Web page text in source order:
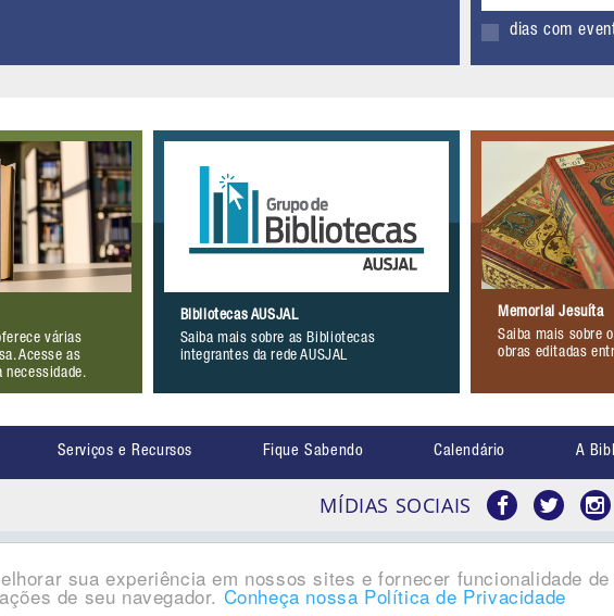
sua experiência em nossos sites e fornecer funcionalidade
de seu navegador. Conheça nossa Política de Privacidade
dias com
várias
Acesse as
necessidade.
Bibliotecas AUSJAL
Saiba mais sobre as Bibliotecas
integrantes da rede AUSJAL
Memorial Jesuíta
Saiba mais sobre
obras editadas
Serviços e Recursos Fique Sabendo Calendário A
MÍDIAS SOCIAIS